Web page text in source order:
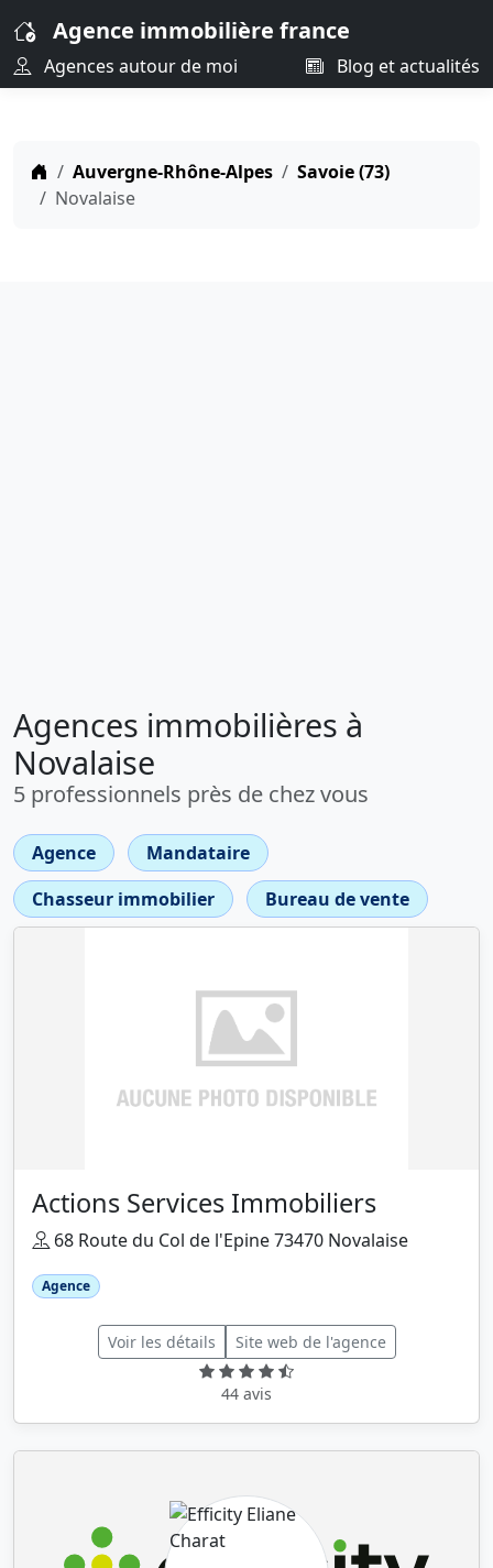
Agence immobilière france
Agences autour de moi Blog et actualités
Auvergne-Rhône-Alpes
Savoie (73)
Novalaise
Agences immobilières à
Novalaise
5 professionnels près de chez vous
Agence
Mandataire
Chasseur immobilier
Bureau de vente
Actions Services Immobiliers
68 Route du Col de l'Epine 73470 Novalaise
Agence
Voir les détails Site web de l'agence
44 avis